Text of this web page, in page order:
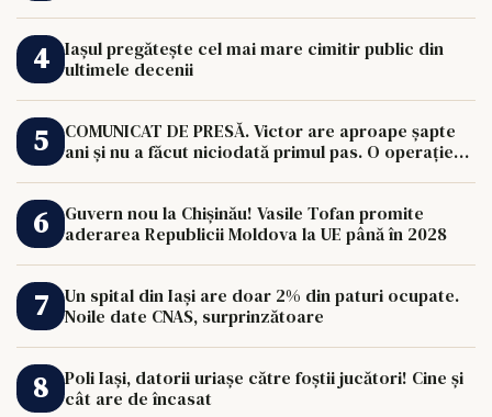
Iașul pregătește cel mai mare cimitir public din
ultimele decenii
COMUNICAT DE PRESĂ. Victor are aproape șapte
ani și nu a făcut niciodată primul pas. O operație
Guvern nou la Chișinău! Vasile Tofan promite
aderarea Republicii Moldova la UE până în 2028
Un spital din Iași are doar 2% din paturi ocupate.
Noile date CNAS, surprinzătoare
Poli Iași, datorii uriașe către foștii jucători! Cine și
cât are de încasat